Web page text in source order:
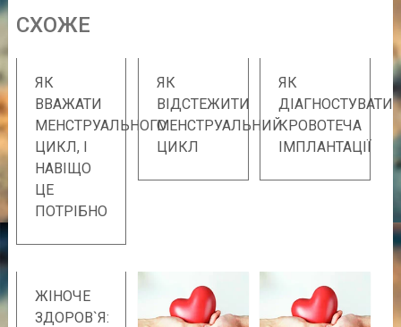
CХОЖE
ЯК
ВВАЖАТИ
МЕНСТРУАЛЬНОГО
ЦИКЛ, І
НАВІЩО
ЦЕ
ПОТРІБНО
ЯК
ВІДСТЕЖИТИ
МЕНСТРУАЛЬНИЙ
ЦИКЛ
ЯК
ДІАГНОСТУВАТИ
КРОВОТЕЧА
ІМПЛАНТАЦІЇ
ЖІНОЧЕ
ЗДОРОВ`Я: